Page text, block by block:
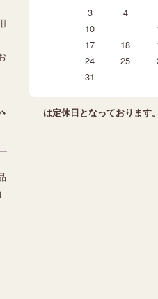
3 4
10
17 18
24 25
31
は定休日となっております。